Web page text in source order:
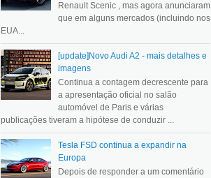
Renault Scenic , mas agora anunciaram
que em alguns mercados (incluindo nos
EUA...
[update]Novo Audi A2 - mais detalhes e
imagens
Continua a contagem decrescente para
a apresentação oficial no salão
automóvel de Paris e várias
publicações tiveram a hipótese de conduzir ...
Tesla FSD continua a expandir na
Europa
Depois de responder a um comentário